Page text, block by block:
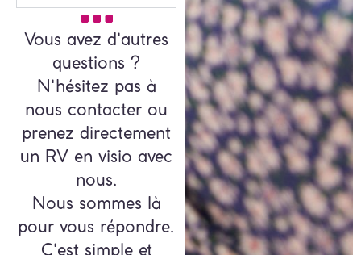
Vous avez d'autres
questions ?
N'hésitez pas à
nous contacter ou
prenez directement
un RV en visio avec
nous.
Nous sommes là
pour vous répondre.
C'est simple et